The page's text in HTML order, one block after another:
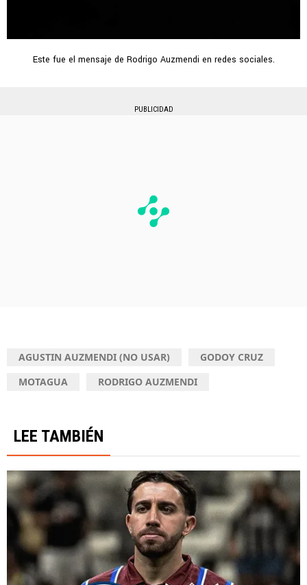
Este fue el mensaje de Rodrigo Auzmendi en redes sociales.
PUBLICIDAD
AGUSTIN AUZMENDI (NO USAR)
GODOY CRUZ
MOTAGUA
RODRIGO AUZMENDI
LEE TAMBIÉN